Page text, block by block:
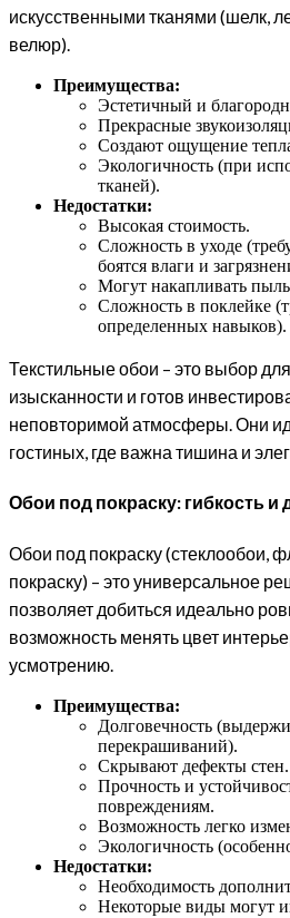
искусственными тканями (шелк,
велюр).
Преимущества:
Эстетичный и
Прекрасные
Создают ощущение
Экологичность (при
тканей).
Недостатки:
Высокая стоимость.
Сложность в уходе
боятся влаги и
Могут накапливать
Сложность в поклейке
определенных навыков).
Текстильные обои – это выбор для
изысканности и готов
неповторимой атмосферы. Они
гостиных, где важна тишина и
Обои под покраску: гибкость и
Обои под покраску (стеклообои,
покраску) – это универсальное
позволяет добиться идеально
возможность менять цвет
усмотрению.
Преимущества:
Долговечность
перекрашиваний).
Скрывают дефекты стен.
Прочность и
повреждениям.
Возможность легко
Экологичность
Недостатки:
Необходимость
Некоторые виды могут